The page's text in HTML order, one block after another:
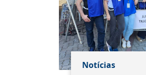
Notícias